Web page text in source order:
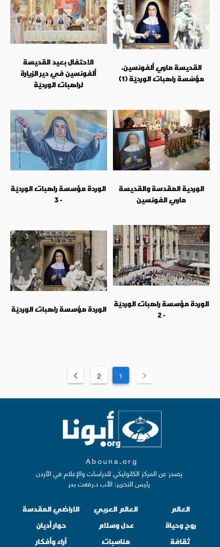
القديسة ماري ألفونسين،
مؤسّسة راهبات الورديّة (1)
الاحتفال بعيد القديسة
ألفونسين في دير الزيارة
لراهبات الورديّة
الوردية المقدسة والقديسة
ماري الفونسين
الوردة مؤسسة راهبات الورديّة
- 3
الوردة مؤسسة راهبات الورديّة
- 2
الوردة مؤسسة راهبات الورديّة
1
2
Abouna.org
يصدر عن المركز الكاثوليكي للدراسات والإعلام في الأردن
رئيس التحرير: الأب د.رفعت بدر
العالم العالم العربي
الاراضي المقدسة
روح وحياة
عدل وسلام
حوار أديان
ثقافة
مناسبات آراء وأفكار